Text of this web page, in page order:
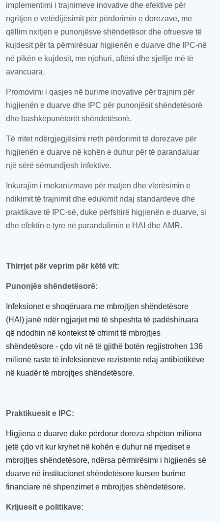
implementimi i trajnimeve inovative dhe efektive për
ngritjen e vetëdijësimit për përdorimin e dorezave, me
qëllim nxitjen e punonjësve shëndetësor dhe ofruesve të
kujdesit për ta përmirësuar higjienën e duarve dhe IPC-në
në pikën e kujdesit, me njohuri, aftësi dhe sjellje më të
avancuara.
Promovimi i qasjes në burime inovative për trajnim për
higjienën e duarve dhe IPC për punonjësit shëndetësorë
dhe bashkëpunëtorët shëndetësorë.
Të rritetndërgjegjësimi rreth përdorimit të dorezave për
higjienën e duarve në kohën e duhur për të parandaluar
një sërë sëmundjesh infektive.
Inkurajim i mekanizmave për matjen dhe vlerësimin e
ndikimit të trajnimit dhe edukimit ndaj standardeve dhe
praktikave të IPC-së, duke përfshirë higjienën e duarve, si
dhe efektin e tyre në parandalimin e HAI dhe AMR.
Thirrjet për veprim për këtë vit:
Punonjës shëndetësorë:
Infeksionet e shoqëruara me mbrojtjen shëndetësore
(HAI) janë ndër ngjarjet më të shpeshta të padëshiruara
që ndodhin në kontekst të ofrimit të mbrojtjes
shëndetësore - çdo vit në të gjithë botën regjistrohen 136
milionë raste të infeksioneve rezistente ndaj antibiotikëve
në kuadër të mbrojtjes shëndetësore.
Praktikuesit e IPC:
Higjiena e duarve duke përdorur doreza shpëton miliona
jetë çdo vit kur kryhet në kohën e duhur në mjediset e
mbrojtjes shëndetësore, ndërsa përmirësimi i higjienës së
duarve në institucionetshëndetësore kursen burime
financiare në shpenzimet e mbrojtjes shëndetësore.
Krijuesit e politikave: